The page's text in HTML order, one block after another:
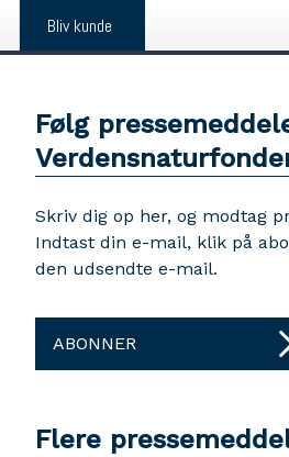
Bliv kunde
Følg
Skriv dig op her, og modtag
Indtast din e-mail, klik på
den udsendte e-mail.
ABONNER
Flere